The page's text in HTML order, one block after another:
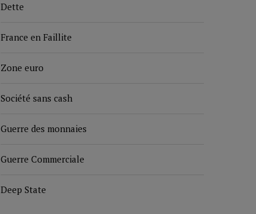
Dette
France en Faillite
Zone euro
Société sans cash
Guerre des monnaies
Guerre Commerciale
Deep State